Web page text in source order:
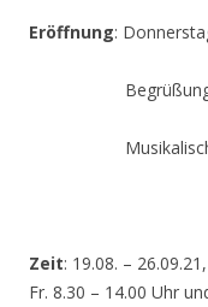
Eröffnung:
Zeit: 19.08. –
Fr. 8.30 – 14.00 Uhr